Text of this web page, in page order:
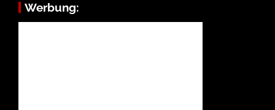
Werbung: